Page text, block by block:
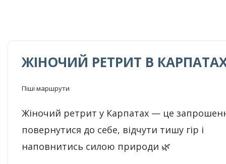
ЖІНОЧИЙ РЕТРИТ В
Піші маршрути
Жіночий ретрит у Карпатах — це
повернутися до себе, відчути тишу гір і
наповнитись силою природи 🌿